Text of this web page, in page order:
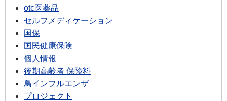
otc医薬品
セルフメディケーション
国保
国民健康保険
個人情報
後期高齢者 保険料
鳥インフルエンザ
プロジェクト